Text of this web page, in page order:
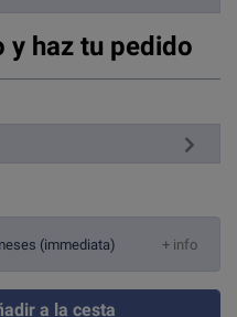
haz tu pedido
(immediata) + info
Añadir a la cesta